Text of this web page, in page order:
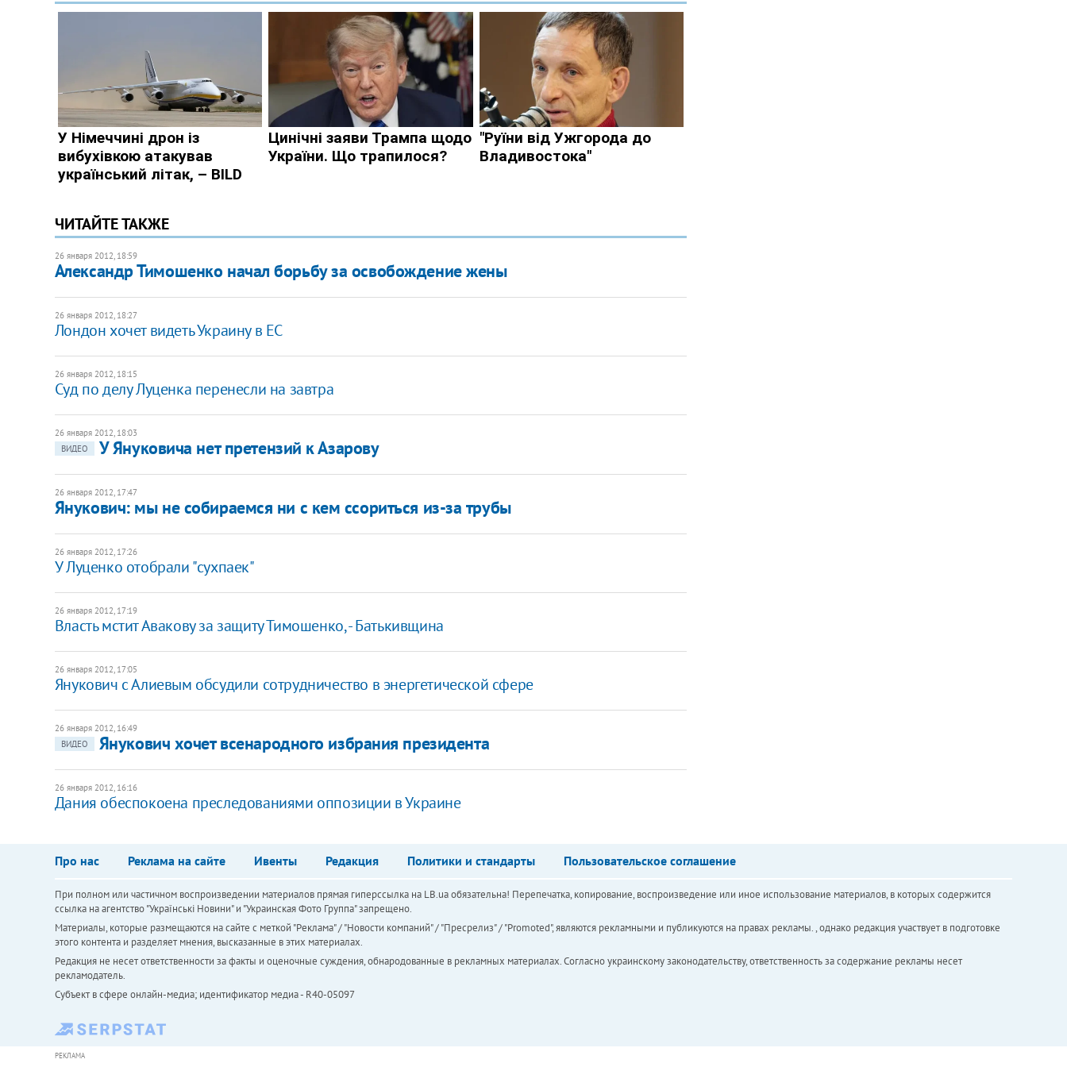
ЧИТАЙТЕ ТАКЖЕ
26 января 2012, 18:59
​Александр Тимошенко начал борьбу за освобождение жены
26 января 2012, 18:27
​Лондон хочет видеть Украину в ЕС
26 января 2012, 18:15
Суд по делу Луценка перенесли на завтра
26 января 2012, 18:03
ВИДЕО
У Януковича нет претензий к Азарову
26 января 2012, 17:47
​Янукович: мы не собираемся ни с кем ссориться из-за трубы
26 января 2012, 17:26
​У Луценко отобрали "сухпаек"
26 января 2012, 17:19
​Власть мстит Авакову за защиту Тимошенко, - Батькивщина
26 января 2012, 17:05
Янукович с Алиевым обсудили сотрудничество в энергетической сфере
26 января 2012, 16:49
ВИДЕО
​Янукович хочет всенародного избрания президента
26 января 2012, 16:16
Дания обеспокоена преследованиями оппозиции в Украине
Про нас Реклама на сайте Ивенты Редакция Политики и стандарты Пользовательское соглашение
При полном или частичном воспроизведении материалов прямая гиперссылка на LB.ua обязательна! Перепечатка, копирование, воспроизведение или иное использование материалов, в которых содержится
ссылка на агентство "Українськi Новини" и "Украинская Фото Группа" запрещено.
Материалы, которые размещаются на сайте с меткой "Реклама" / "Новости компаний" / "Пресрелиз" / "Promoted", являются рекламными и публикуются на правах рекламы. , однако редакция участвует в подготовке
этого контента и разделяет мнения, высказанные в этих материалах.
Редакция не несет ответственности за факты и оценочные суждения, обнародованные в рекламных материалах. Согласно украинскому законодательству, ответственность за содержание рекламы несет
рекламодатель.
Субъект в сфере онлайн-медиа; идентификатор медиа - R40-05097
РЕКЛАМА